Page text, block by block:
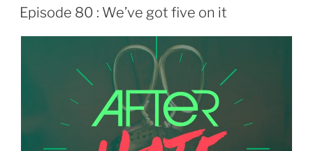
LE
Episode 80 : We’ve got five on it